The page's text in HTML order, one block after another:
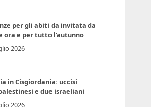
per gli abiti da invitata da
ora e per tutto l’autunno
2026
in Cisgiordania: uccisi
e due israeliani
2026